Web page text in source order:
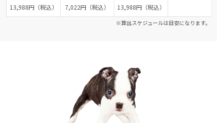
13,988円（税込）
7,022円（税込）
13,988円（税込）
※算出スケジュールは目安になります。